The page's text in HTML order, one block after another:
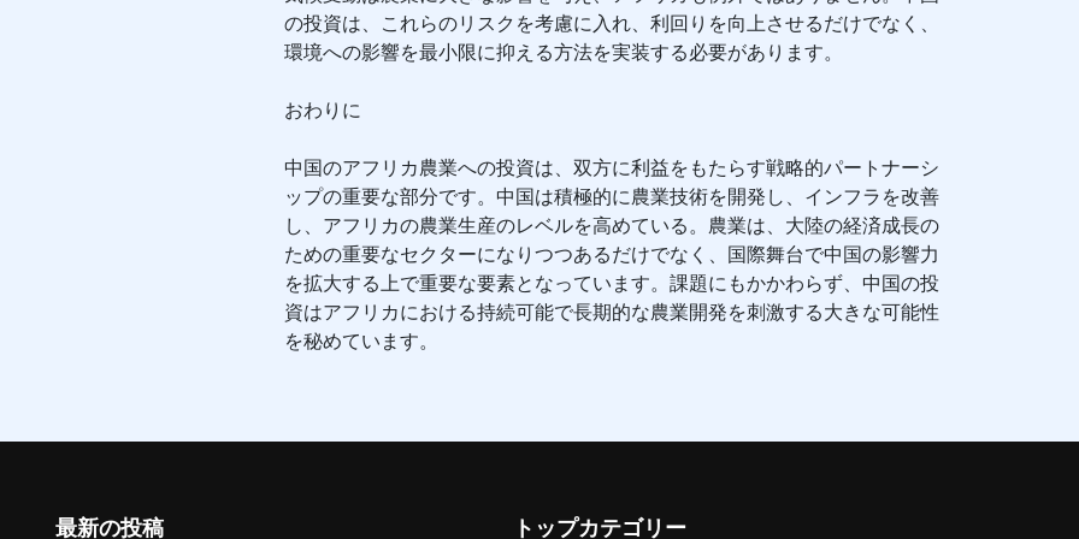
の投資は、これらのリスクを考慮に入れ、利回りを向上させるだけでなく、
環境への影響を最小限に抑える方法を実装する必要があります。
おわりに
中国のアフリカ農業への投資は、双方に利益をもたらす戦略的パートナーシ
ップの重要な部分です。中国は積極的に農業技術を開発し、インフラを改善
し、アフリカの農業生産のレベルを高めている。農業は、大陸の経済成長の
ための重要なセクターになりつつあるだけでなく、国際舞台で中国の影響力
を拡大する上で重要な要素となっています。課題にもかかわらず、中国の投
資はアフリカにおける持続可能で長期的な農業開発を刺激する大きな可能性
を秘めています。
最新の投稿 トップカテゴリー